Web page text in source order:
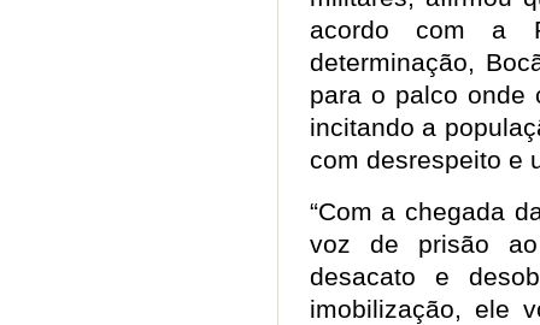
acordo com a
determinação,
para o palco onde
incitando a
com desrespeito e
“Com a chegada
voz de prisão
desacato e
imobilização, ele